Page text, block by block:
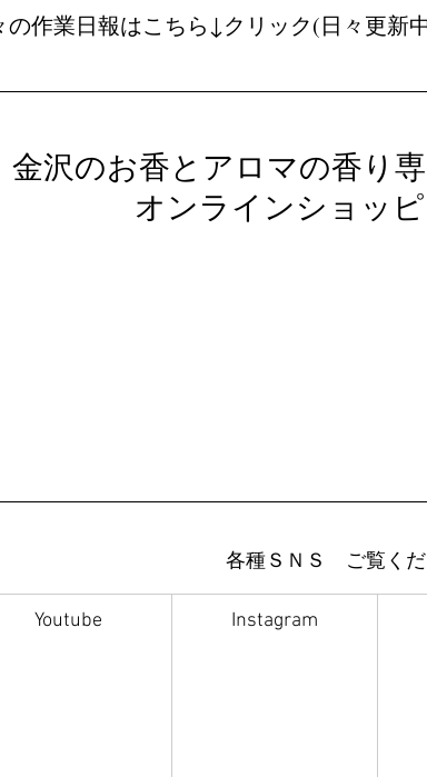
の作業日報はこちら↓クリック(日々更新
金沢のお香とアロマの香り
オンラインショッ
各種ＳＮＳ　ご覧くだ
Youtube Instagram